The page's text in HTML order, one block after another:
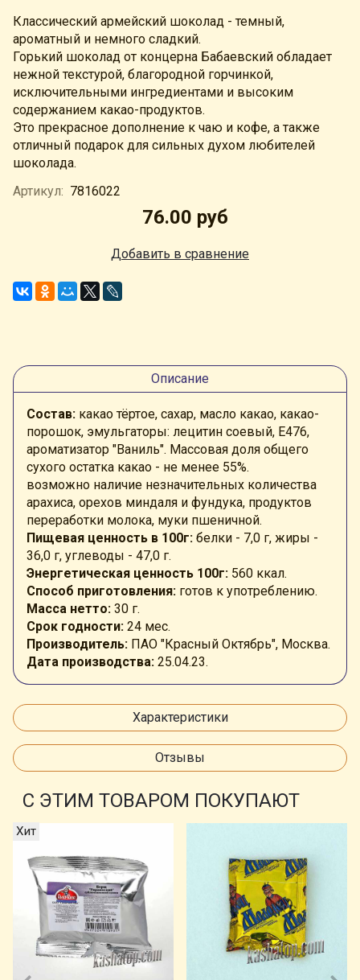
Классический армейский шоколад - темный,
ароматный и немного сладкий.
Горький шоколад от концерна Бабаевский обладает
нежной текстурой, благородной горчинкой,
исключительными ингредиентами и высоким
содержанием какао-продуктов.
Это прекрасное дополнение к чаю и кофе, а также
отличный подарок для сильных духом любителей
шоколада.
Артикул: 7816022
76.00 руб
Добавить в сравнение
Описание
Состав: какао тёртое, сахар, масло какао, какао-
порошок, эмульгаторы: лецитин соевый, Е476,
ароматизатор "Ваниль". Массовая доля общего
сухого остатка какао - не менее 55%.
возможно наличие незначительных количества
арахиса, орехов миндаля и фундука, продуктов
переработки молока, муки пшеничной.
Пищевая ценность в 100г: белки - 7,0 г, жиры -
36,0 г, углеводы - 47,0 г.
Энергетическая ценность 100г: 560 ккал.
Способ приготовления: готов к употреблению.
Масса нетто: 30 г.
Срок годности: 24 мес.
Производитель: ПАО "Красный Октябрь", Москва.
Дата производства: 25.04.23.
Характеристики
Отзывы
С ЭТИМ ТОВАРОМ ПОКУПАЮТ
Хит